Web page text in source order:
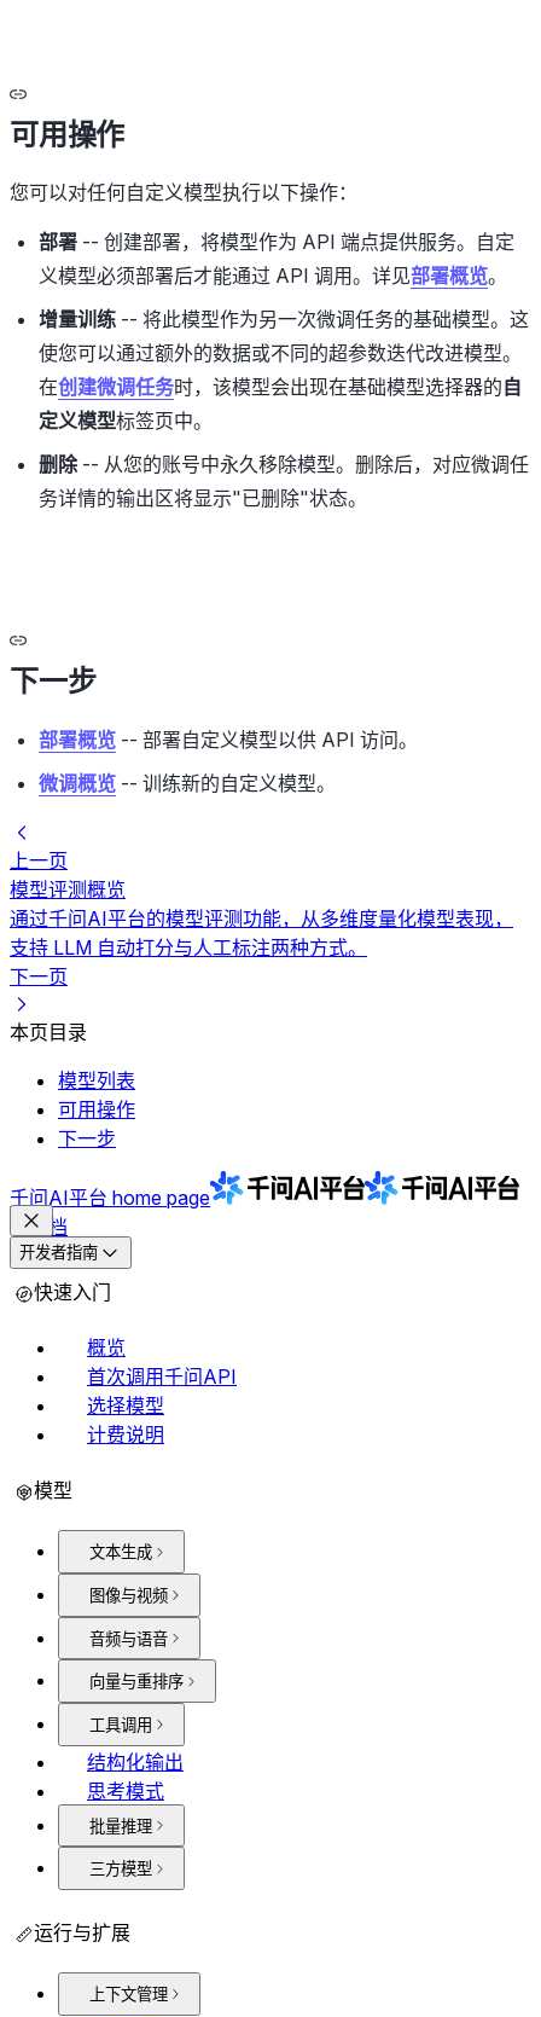
可用操作
您可以对任何自定义模型执行以下操作：
部署 -- 创建部署，将模型作为 API 端点提供服务。自定
义模型必须部署后才能通过 API 调用。详见部署概览。
增量训练 -- 将此模型作为另一次微调任务的基础模型。这
使您可以通过额外的数据或不同的超参数迭代改进模型。
在创建微调任务时，该模型会出现在基础模型选择器的自
定义模型标签页中。
删除-- 从您的账号中永久移除模型。删除后，对应微调任
务详情的输出区将显示"已删除"状态。
下一步
部署概览 -- 部署自定义模型以供 API 访问。
微调概览 -- 训练新的自定义模型。
上一页
模型评测概览
通过千问AI平台的模型评测功能，从多维度量化模型表现，
支持 LLM 自动打分与人工标注两种方式。
下一页
本页目录
模型列表
可用操作
下一步
千问AI平台 home page
文档
开发者指南
快速入门
概览
首次调用千问API
选择模型
计费说明
模型
文本生成
图像与视频
音频与语音
向量与重排序
工具调用
结构化输出
思考模式
批量推理
三方模型
运行与扩展
上下文管理